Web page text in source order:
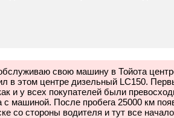
свою машину в Тойота
в этом центре дизельный LC150.
и у всех покупателей были
с машиной. После пробега 25000 км
со стороны водителя и тут все